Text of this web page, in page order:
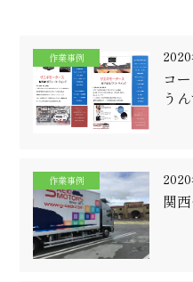
作業事例
コ
う
作業事例
関